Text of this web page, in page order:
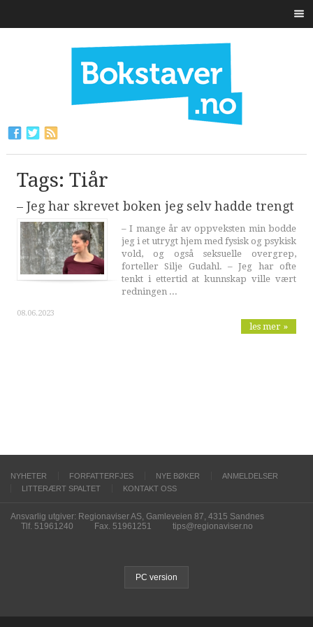
Tags: Tiår
– Jeg har skrevet boken jeg selv hadde trengt
– I mange år av oppveksten min bodde
jeg i et utrygt hjem med fysisk og psykisk
vold, og også seksuelle overgrep,
forteller Silje Gudahl. – Jeg har ofte
tenkt i ettertid at kunnskap ville vært
redningen ...
08.06.2023
les mer »
NYHETER FORFATTERFJES NYE BØKER
ANMELDELSER
LITTERÆRT SPALTET
KONTAKT OSS
Ansvarlig utgiver: Regionaviser AS, Gamleveien 87, 4315 Sandnes
Tlf. 51961240
Fax. 51961251 tips@regionaviser.no
PC version